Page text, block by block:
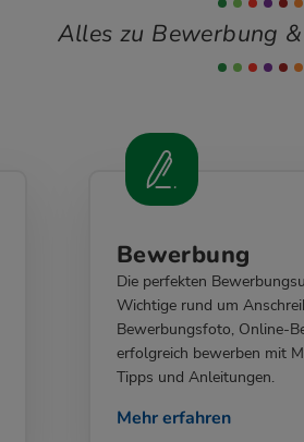
Alles zu Bewerbung
Bewerbung
Die perfekten
Wichtige rund um
Bewerbungsfoto, Online-
erfolgreich bewerben mit
Tipps und Anleitungen.
Mehr erfahren